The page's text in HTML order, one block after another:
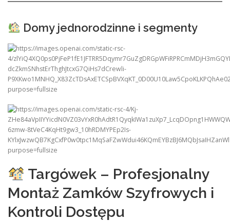
Domy jednorodzinne i segmenty
Targówek – Profesjonalny
Montaż Zamków Szyfrowych i
Kontroli Dostępu